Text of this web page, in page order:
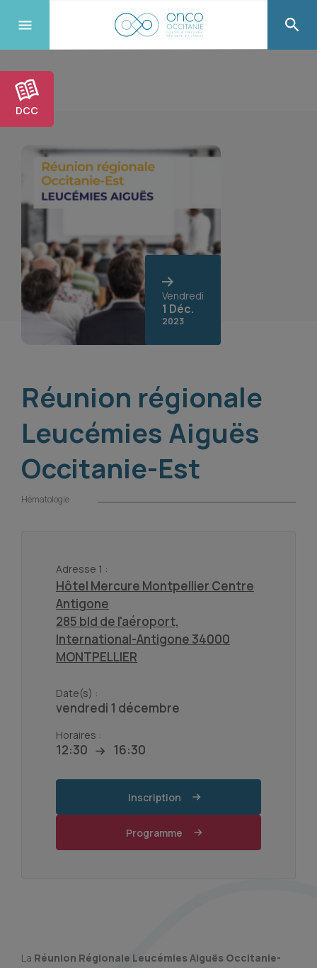
DCC
Vendredi
1 Déc.
2023
Réunion régionale
Leucémies Aiguës
Occitanie-Est
Hématologie
Adresse 1 :
Hôtel Mercure Montpellier Centre
Antigone
285 bld de l'aéroport,
International-Antigone 34000
MONTPELLIER
Date(s) :
vendredi 1 décembre
Horaires :
12:30 16:30
Inscription
Programme
La Réunion Régionale Leucémies Aiguës Occitanie-